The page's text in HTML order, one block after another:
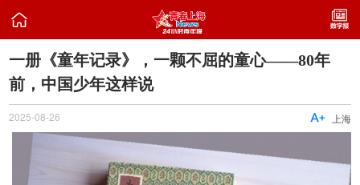

一册《童年记录》，一颗不屈的童心——80年
前，中国少年这样说
2025-08-26 上海
